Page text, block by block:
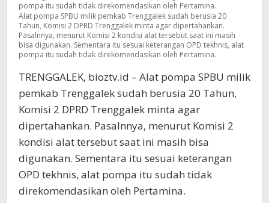
?
Alat pompa SPBU milik pemkab Trenggalek sudah berusia 20
Tahun, Komisi 2 DPRD Trenggalek minta agar dipertahankan.
Pasalnnya, menurut Komisi 2 kondisi alat tersebut saat ini masih
bisa digunakan. Sementara itu sesuai keterangan OPD tekhnis, alat
pompa itu sudah tidak direkomendasikan oleh Pertamina.
TRENGGALEK, bioztv.id – Alat pompa SPBU milik
pemkab Trenggalek sudah berusia 20 Tahun,
Komisi 2 DPRD Trenggalek minta agar
dipertahankan. Pasalnnya, menurut Komisi 2
kondisi alat tersebut saat ini masih bisa
digunakan. Sementara itu sesuai keterangan
OPD tekhnis, alat pompa itu sudah tidak
direkomendasikan oleh Pertamina.